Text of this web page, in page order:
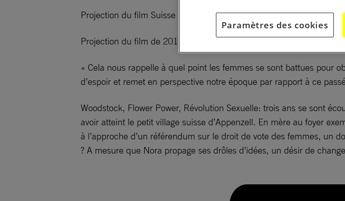
Projection du film Suisse « Les Conquérantes » , 2 Rue Louis
Projection du film de 2017 à 20h30, suivi d’ un débat sur le thème
« Cela nous rappelle à quel point les femmes se sont battues pour
d’espoir et remet en perspective notre époque par rapport à ce
Woodstock, Flower Power, Révolution Sexuelle: trois ans se sont
avoir atteint le petit village suisse d’Appenzell. En mère au foyer
à l’approche d’un référendum sur le droit de vote des femmes, un
? A mesure que Nora propage ses drôles d’idées, un désir de
Paramètres des cookies